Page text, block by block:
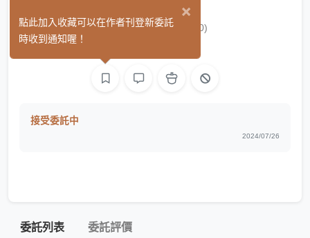
悠白yiubai (0)
接受委託中
2024/07/26
委託列表 委託評價
×
點此加入收藏可以在作者刊登新委託
時收到通知喔！